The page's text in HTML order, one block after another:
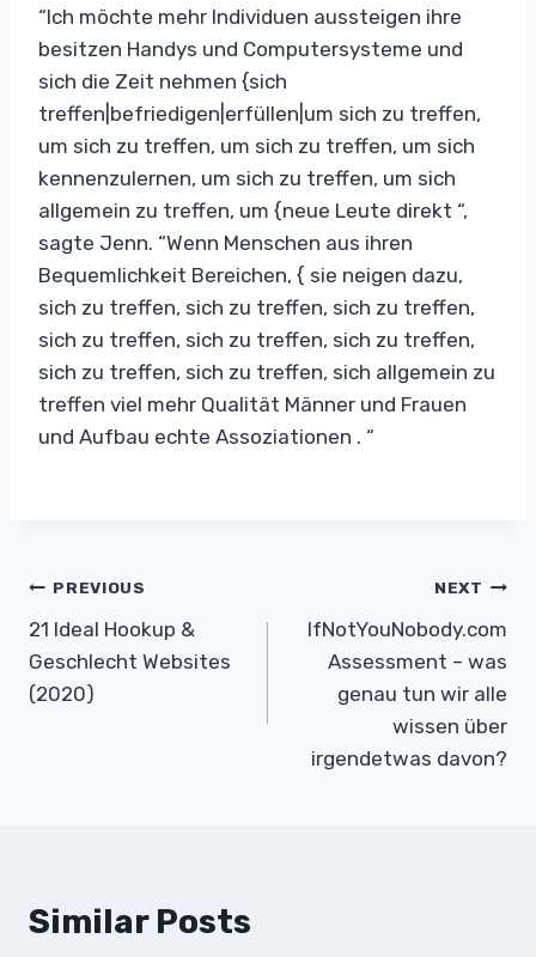
“Ich möchte mehr Individuen aussteigen ihre
besitzen Handys und Computersysteme und
sich die Zeit nehmen {sich
treffen|befriedigen|erfüllen|um sich zu treffen,
um sich zu treffen, um sich zu treffen, um sich
kennenzulernen, um sich zu treffen, um sich
allgemein zu treffen, um {neue Leute direkt “,
sagte Jenn. “Wenn Menschen aus ihren
Bequemlichkeit Bereichen, { sie neigen dazu,
sich zu treffen, sich zu treffen, sich zu treffen,
sich zu treffen, sich zu treffen, sich zu treffen,
sich zu treffen, sich zu treffen, sich allgemein zu
treffen viel mehr Qualität Männer und Frauen
und Aufbau echte Assoziationen . “
Post
navigation
PREVIOUS
21 Ideal Hookup &
Geschlecht Websites
(2020)
NEXT
IfNotYouNobody.com
Assessment – was
genau tun wir alle
wissen über
irgendetwas davon?
Similar Posts